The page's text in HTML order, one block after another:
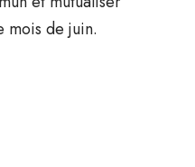
mois de juin.